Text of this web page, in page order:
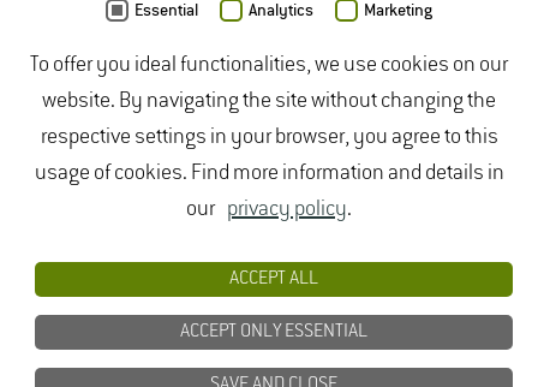
Essential Analytics Marketing
To offer you ideal functionalities, we use cookies on our
website. By navigating the site without changing the
respective settings in your browser, you agree to this
usage of cookies. Find more information and details in
our privacy policy.
ACCEPT ALL
ACCEPT ONLY ESSENTIAL